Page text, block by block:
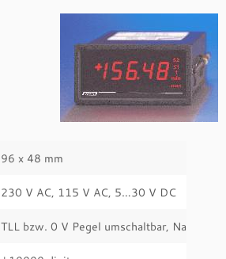
96 x 48 mm
230 V AC, 115 V AC, 5…30 V DC
TLL bzw. 0 V Pegel umschaltbar, Namur